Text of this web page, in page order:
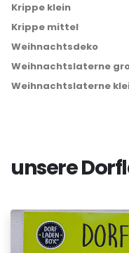
Krippe klein
Krippe mittel
Weihnachtsdeko
Weihnachtslaterne
Weihnachtslaterne
unsere